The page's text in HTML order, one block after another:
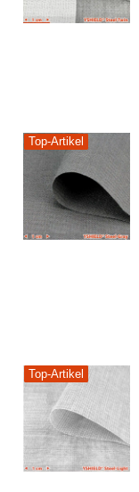
Top-Artikel
Top-Artikel